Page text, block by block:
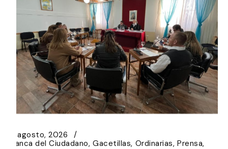
6 agosto, 2026
Banca del Ciudadano Gacetillas Ordinarias Prensa